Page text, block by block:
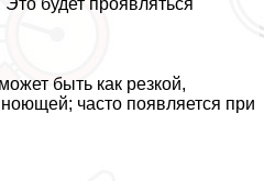
будет проявляться
быть как резкой,
часто появляется при